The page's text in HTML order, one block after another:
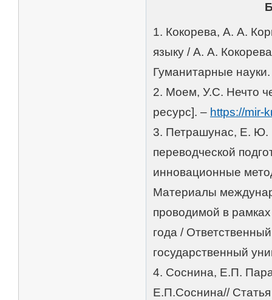
1. Кокорева, А. А.
языку / А. А.
Гуманитарные
2. Моем, У.С. Нечто
ресурс]. – https://mir-
3. Петрашунас, Е. Ю.
переводческой
инновационные
Материалы
проводимой в
года /
государственный
4. Соснина, Е.П.
Е.П.Соснина//